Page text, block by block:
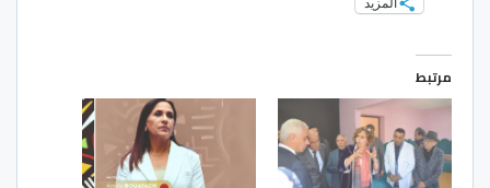
مرتبط